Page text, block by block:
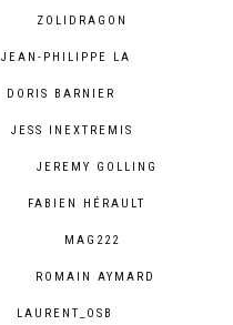
ZOLIDRAGON
JEAN-PHILIPPE LA
DORIS BARNIER
JESS INEXTREMIS
JEREMY GOLLING
FABIEN HÉRAULT
MAG222
ROMAIN AYMARD
LAURENT_OSB